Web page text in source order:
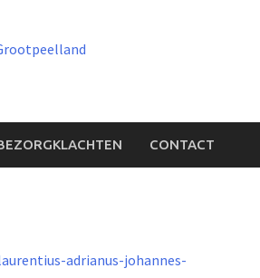
CONTACT
adrianus-johannes-